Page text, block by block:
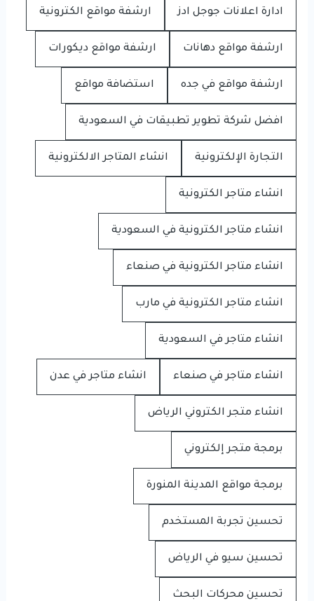
ادارة اعلانات جوجل ادز ارشفة مواقع الكترونية
ارشفة مواقع دهانات ارشفة مواقع ديكورات
ارشفة مواقع في جده استضافة مواقع
افضل شركة تطوير تطبيقات في السعودية
التجارة الإلكترونية انشاء المتاجر الالكترونية
انشاء متاجر الكترونية
انشاء متاجر الكترونية في السعودية
انشاء متاجر الكترونية في صنعاء
انشاء متاجر الكترونية في مارب
انشاء متاجر في السعودية
انشاء متاجر في صنعاء انشاء متاجر في عدن
انشاء متجر الكتروني الرياض
برمجة متجر إلكتروني
برمجة مواقع المدينة المنورة
تحسين تجربة المستخدم
تحسين سيو في الرياض
تحسين محركات البحث